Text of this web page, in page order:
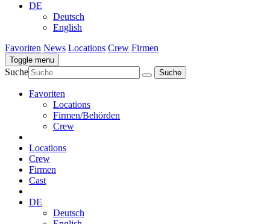
DE
Deutsch
English
Favoriten News Locations Crew Firmen
Toggle menu
Suche
Favoriten
Locations
Firmen/Behörden
Crew
Locations
Crew
Firmen
Cast
DE
Deutsch